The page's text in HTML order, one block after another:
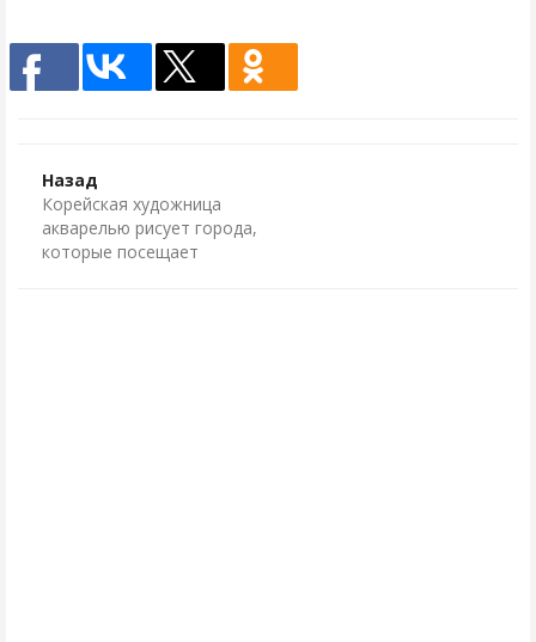
Назад
Корейская художница
акварелью рисует города,
которые посещает